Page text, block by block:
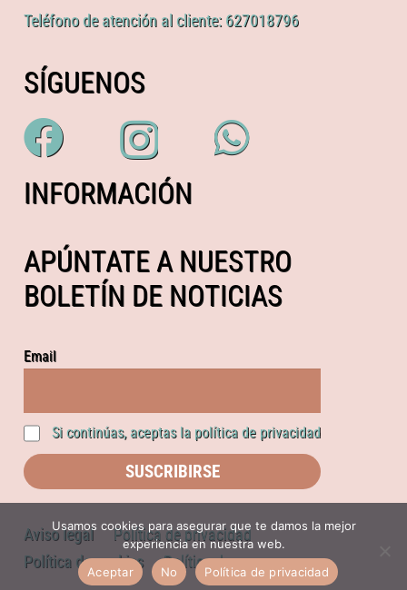
Teléfono de atención al cliente: 627018796
SÍGUENOS
INFORMACIÓN
APÚNTATE A NUESTRO
BOLETÍN DE NOTICIAS
Email
Si continúas, aceptas la política de privacidad
Aviso legal
Política de privacidad
Política de cookies
Política de compras
Usamos cookies para asegurar que te damos la mejor
experiencia en nuestra web.
Aceptar
No Política de privacidad